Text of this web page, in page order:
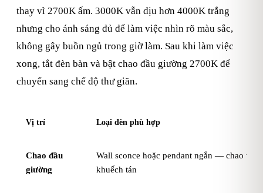
thay vì 2700K ấm. 3000K vẫn dịu hơn 4000K trắng
nhưng cho ánh sáng đủ để làm việc nhìn rõ màu sắc,
không gây buồn ngủ trong giờ làm. Sau khi làm việc
xong, tắt đèn bàn và bật chao đầu giường 2700K để
chuyển sang chế độ thư giãn.
Vị trí Loại đèn phù hợp
Chao đầu
giường
Wall sconce hoặc pendant ngắn — chao vải
khuếch tán